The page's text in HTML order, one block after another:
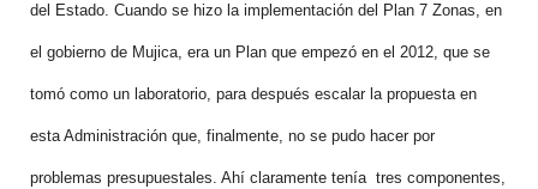
del Estado. Cuando se hizo la implementación del Plan 7 Zonas, en
el gobierno de Mujica, era un Plan que empezó en el 2012, que se
tomó como un laboratorio, para después escalar la propuesta en
esta Administración que, finalmente, no se pudo hacer por
problemas presupuestales. Ahí claramente tenía tres componentes,